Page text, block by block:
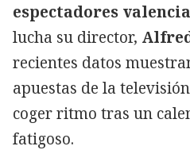
espectadores
lucha su director,
recientes datos
apuestas de la
coger ritmo tras un
fatigoso.